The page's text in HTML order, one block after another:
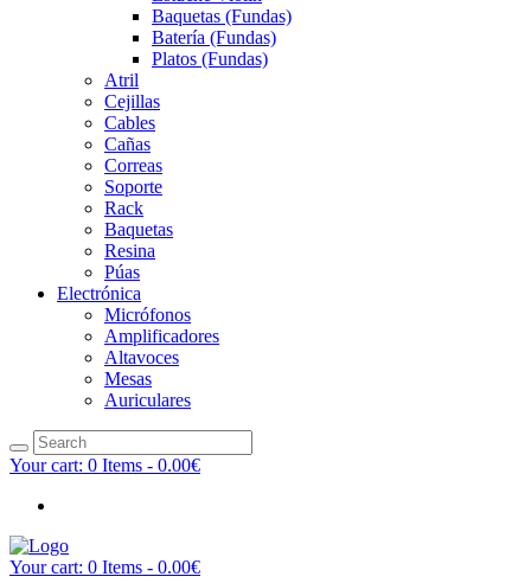
Baquetas (Fundas)
Batería (Fundas)
Platos (Fundas)
Atril
Cejillas
Cables
Cañas
Correas
Soporte
Rack
Baquetas
Resina
Púas
Electrónica
Micrófonos
Amplificadores
Altavoces
Mesas
Auriculares
Your cart: 0 Items - 0.00€
Your cart: 0 Items - 0.00€